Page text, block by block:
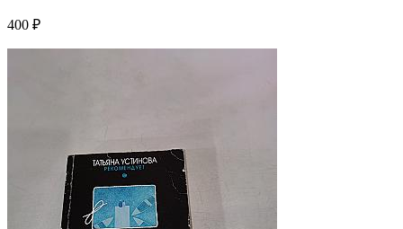
400 ₽